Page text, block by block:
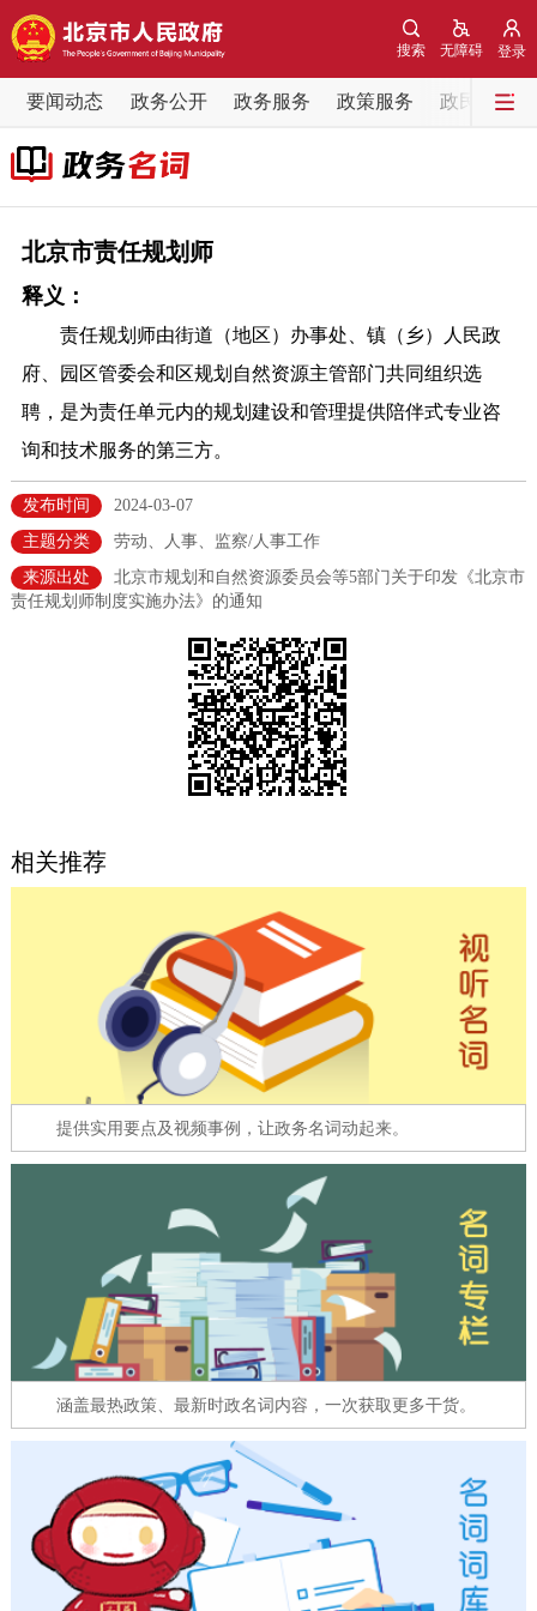
登录
无障碍
搜索
要闻动态 政务公开 政务服务 政策服务 政民互动
要闻动态
党中央精神
各区热点
政务公开
市领导 机构职能 政策服务
政策兑现
决策公开 专题公开
法人服务
利企服务
政民互动
12345网上接诉即办 我要咨询 我要建议
参与调查 在线访谈 图说互动
图说北京 视频北京
ENGLISH 한국어 日本語
DEUTSCH FRANÇAIS РУССКИЙ ЯЗЫК
ESPAÑOL العربية PORTUGUÊS
ITALIANO
北京市责任规划师
释义：
责任规划师由街道（地区）办事处、镇（乡）人民政
府、园区管委会和区规划自然资源主管部门共同组织选
聘，是为责任单元内的规划建设和管理提供陪伴式专业咨
询和技术服务的第三方。
发布时间
2024-03-07
主题分类
劳动、人事、监察/人事工作
来源出处
北京市规划和自然资源委员会等5部门关于印发《北京市
责任规划师制度实施办法》的通知
相关推荐
提供实用要点及视频事例，让政务名词动起来。
涵盖最热政策、最新时政名词内容，一次获取更多干货。